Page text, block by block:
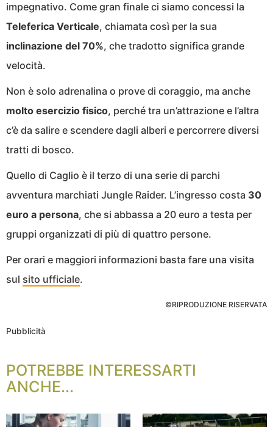
impegnativo. Come gran finale ci siamo concessi la
Teleferica Verticale, chiamata così per la sua
inclinazione del 70%, che tradotto significa grande
velocità.
Non è solo adrenalina o prove di coraggio, ma anche
molto esercizio fisico, perché tra un’attrazione e l’altra
c’è da salire e scendere dagli alberi e percorrere diversi
tratti di bosco.
Quello di Caglio è il terzo di una serie di parchi
avventura marchiati Jungle Raider. L’ingresso costa 30
euro a persona, che si abbassa a 20 euro a testa per
gruppi organizzati di più di quattro persone.
Per orari e maggiori informazioni basta fare una visita
sul sito ufficiale.
©RIPRODUZIONE RISERVATA
Pubblicità
POTREBBE INTERESSARTI
ANCHE...